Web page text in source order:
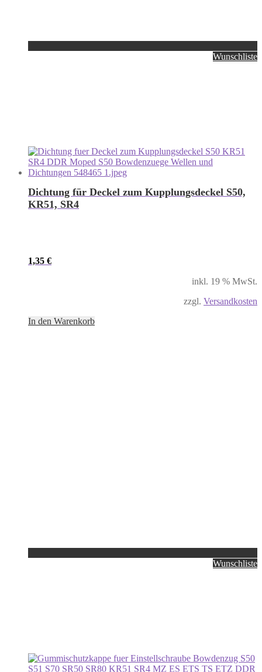
Wunschliste
Dichtung für Deckel zum Kupplungsdeckel S50,
KR51, SR4
1,35 €
inkl. 19 % MwSt.
zzgl. Versandkosten
In den Warenkorb
Wunschliste